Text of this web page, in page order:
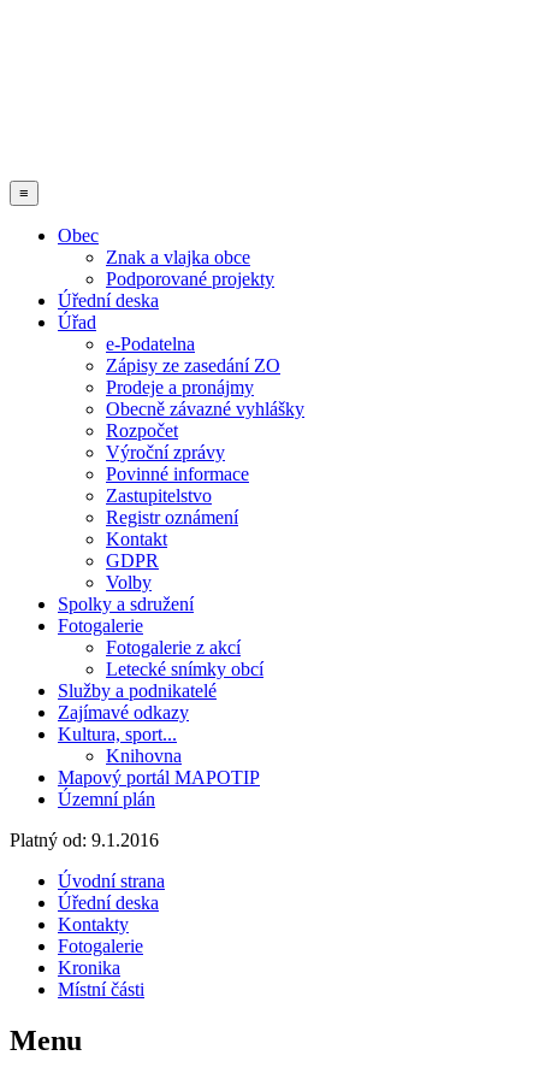
≡
Obec
Znak a vlajka obce
Podporované projekty
Úřední deska
Úřad
e-Podatelna
Zápisy ze zasedání ZO
Prodeje a pronájmy
Obecně závazné vyhlášky
Rozpočet
Výroční zprávy
Povinné informace
Zastupitelstvo
Registr oznámení
Kontakt
GDPR
Volby
Spolky a sdružení
Fotogalerie
Fotogalerie z akcí
Letecké snímky obcí
Služby a podnikatelé
Zajímavé odkazy
Kultura, sport...
Knihovna
Mapový portál MAPOTIP
Územní plán
Platný od: 9.1.2016
Úvodní strana
Úřední deska
Kontakty
Fotogalerie
Kronika
Místní části
Menu